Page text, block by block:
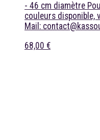
- 46 cm diamètre
couleurs disponible,
Mail:
68,00 €